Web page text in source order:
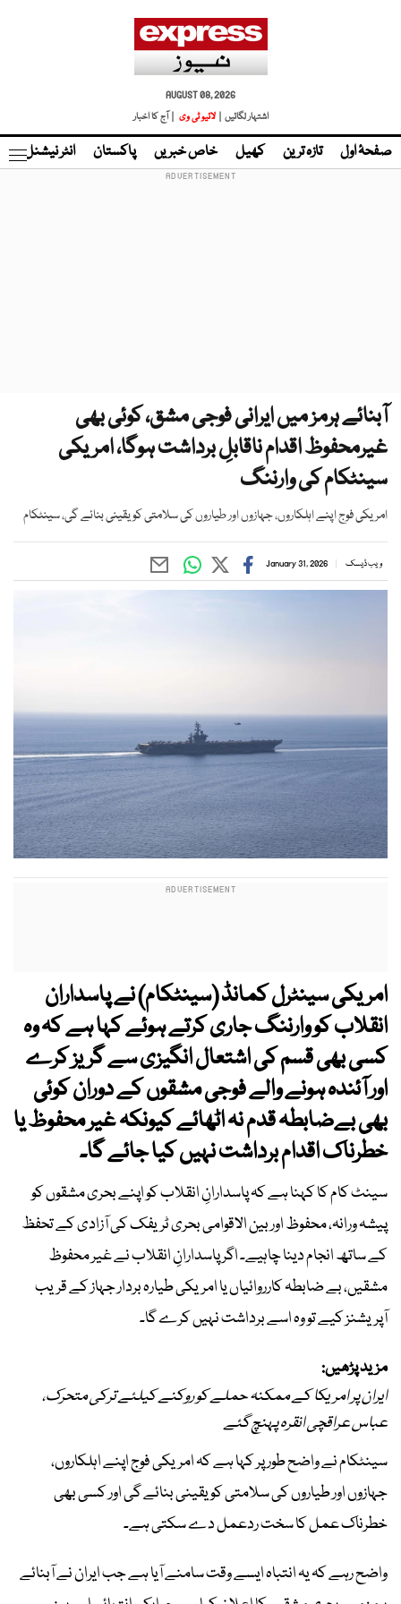
AUGUST 08, 2026
اشتہار لگائیں |
لائیو ٹی وی | آج کا اخبار
صفحۂ اول تازہ ترین کھیل خاص خبریں پاکستان انٹر نیشنل
آبنائے ہرمز میں ایرانی فوجی مشق، کوئی بھی
غیرمحفوظ اقدام ناقابلِ برداشت ہوگا، امریکی
سینٹکام کی وارننگ
امریکی فوج اپنے اہلکاروں، جہازوں اور طیاروں کی سلامتی کو یقینی بنائے گی، سینٹکام
ویب ڈیسک January 31, 2026
امریکی سینٹرل کمانڈ (سینٹکام) نے پاسداران
انقلاب کو وارننگ جاری کرتے ہوئے کہا ہے کہ وہ
کسی بھی قسم کی اشتعال انگیزی سے گریز کرے
اور آئندہ ہونے والے فوجی مشقوں کے دوران کوئی
بھی بےضابطہ قدم نہ اٹھائے کیونکہ غیر محفوظ یا
خطرناک اقدام برداشت نہیں کیا جائے گا۔
سینٹ کام کا کہنا ہے کہ پاسدارانِ انقلاب کو اپنے بحری مشقوں کو
پیشہ ورانہ، محفوظ اور بین الاقوامی بحری ٹریفک کی آزادی کے تحفظ
کے ساتھ انجام دینا چاہیے۔ اگر پاسدارانِ انقلاب نے غیر محفوظ
مشقیں، بے ضابطہ کارروائیاں یا امریکی طیارہ بردار جہاز کے قریب
آپریشنز کیے تو وہ اسے برداشت نہیں کرے گا۔
مزید پڑھیں:
ایران پر امریکا کے ممکنہ حملے کو روکنے کیلئے ترکی متحرک،
عباس عراقچی انقرہ پہنچ گئے
سینٹکام نے واضح طور پر کہا ہے کہ امریکی فوج اپنے اہلکاروں،
جہازوں اور طیاروں کی سلامتی کو یقینی بنائے گی اور کسی بھی
خطرناک عمل کا سخت ردعمل دے سکتی ہے۔
واضح رہے کہ یہ انتباہ ایسے وقت سامنے آیا ہے جب ایران نے آبنائے